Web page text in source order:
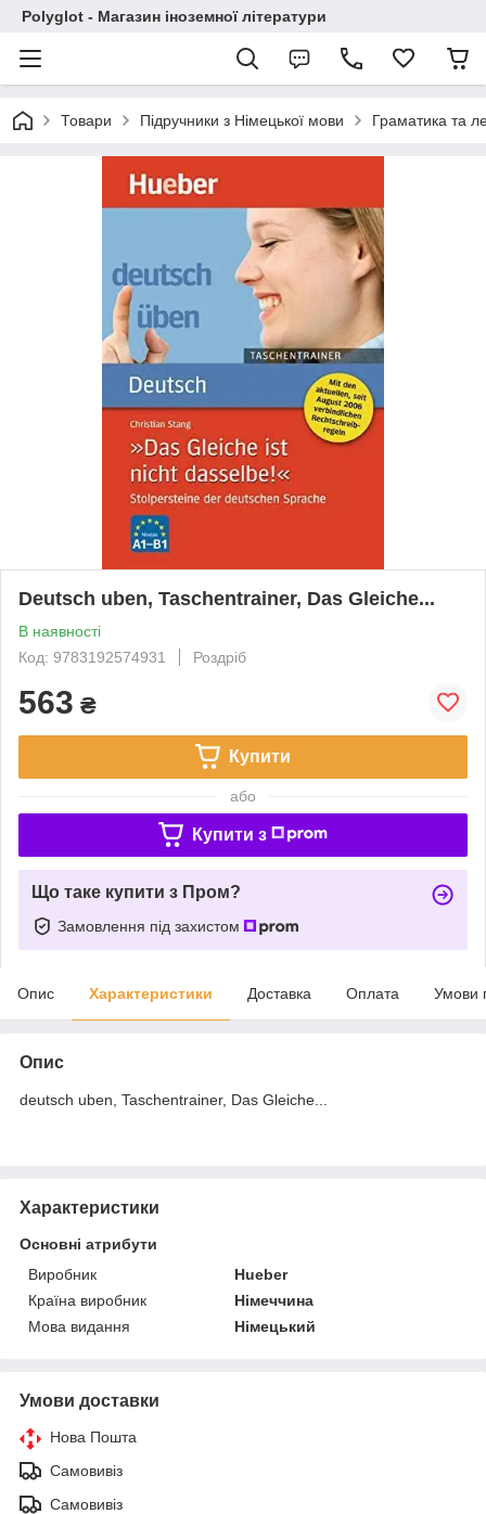
Polyglot - Магазин іноземної літератури
Товари Підручники з Німецької мови Граматика та
Deutsch uben, Taschentrainer, Das Gleiche...
В наявності
Код: 9783192574931
Роздріб
563 ₴
Купити
або
Купити з
Що таке купити з Пром?
Замовлення під захистом
Опис Характеристики Доставка Оплата Умови
Опис
deutsch uben, Taschentrainer, Das Gleiche...
Характеристики
Основні атрибути
Виробник
Hueber
Країна виробник
Німеччина
Мова видання
Німецький
Умови доставки
Нова Пошта
Самовивіз
Самовивіз